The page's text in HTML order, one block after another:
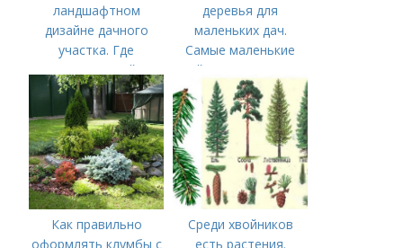
ландшафтном
дизайне дачного
участка. Где
размещать хвойные
деревья и кустарники
деревья для
маленьких дач.
Самые маленькие
хвойные деревья для
небольших дачных
участков
Как правильно
оформлять клумбы с
Среди хвойников
есть растения.